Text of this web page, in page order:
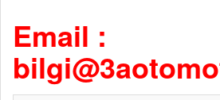
Email :